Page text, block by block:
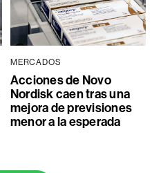
MERCADOS
Acciones de Novo
Nordisk caen tras una
mejora de previsiones
menor a la esperada